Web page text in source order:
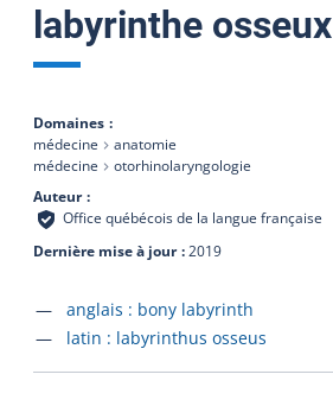
labyrinthe osseux
Domaines
médecine
anatomie
médecine
otorhinolaryngologie
Auteur
Office québécois de la langue française
Dernière mise à jour 2019
Accéder à la fiche en
anglais : bony labyrinth
Accéder à la fiche en
latin : labyrinthus osseus